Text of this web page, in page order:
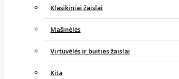
Klasikiniai žaislai
Mašinėlės
Virtuvėlės ir buities žaislai
Kita